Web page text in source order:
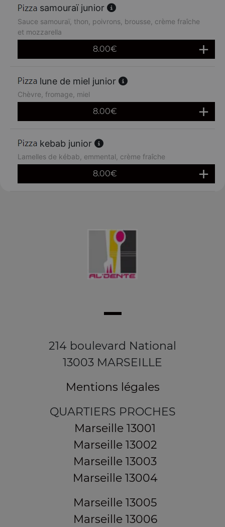
samouraï junior
Sauce samouraï, thon, poivrons, brousse, crème fraîche
et mozzarella
8.00€
lune de miel junior
Chèvre, fromage, miel
8.00€
kebab junior
Lamelles de kébab, emmental, crème fraîche
8.00€
214 boulevard National
13003 MARSEILLE
Mentions légales
QUARTIERS PROCHES
Marseille 13001
Marseille 13002
Marseille 13003
Marseille 13004
Marseille 13005
Marseille 13006